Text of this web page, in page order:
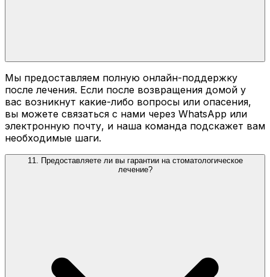
Мы предоставляем полную онлайн-поддержку
после лечения. Если после возвращения домой у
вас возникнут какие-либо вопросы или опасения,
вы можете связаться с нами через WhatsApp или
электронную почту, и наша команда подскажет вам
необходимые шаги.
11. Предоставляете ли вы гарантии на стоматологическое
лечение?